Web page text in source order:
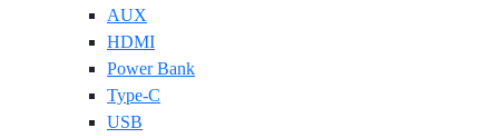
AUX
HDMI
Power Bank
Type-C
USB